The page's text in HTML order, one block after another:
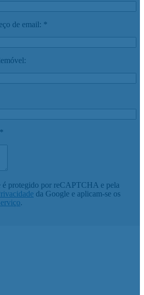
de email: *
é protegido por reCAPTCHA e pela
da Google e aplicam-se os
.